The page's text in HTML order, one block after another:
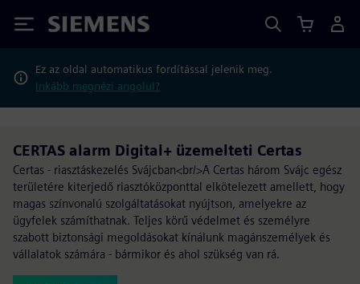
Siemens
Ez az oldal automatikus fordítással jelenik meg.
Inkább megnézi angolul?
CERTAS alarm Digital+ üzemelteti Certas
Certas - riasztáskezelés Svájcban<br/>A Certas három Svájc egész
területére kiterjedő riasztóközponttal elkötelezett amellett, hogy
magas színvonalú szolgáltatásokat nyújtson, amelyekre az
ügyfelek számíthatnak. Teljes körű védelmet és személyre
szabott biztonsági megoldásokat kínálunk magánszemélyek és
vállalatok számára - bármikor és ahol szükség van rá.